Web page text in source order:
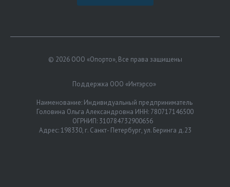
© 2026 ООО «Опорто», Все права защищены
Поддержка ООО «Интэрсо»
Наименование: Индивидуальный предприниматель
Головина Ольга Александровна ИНН: 780717146500
ОГРНИП: 310784732900656
Адрес: 198330, г. Санкт- Петербург, ул. Беринга д.23